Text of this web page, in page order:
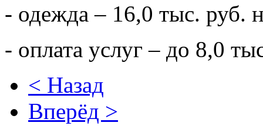
- одежда – 16,0 тыс. руб.
- оплата услуг – до 8,0
< Назад
Вперёд >